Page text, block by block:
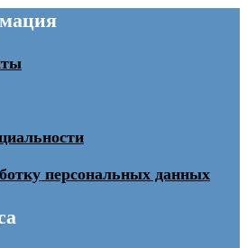
персональных данных